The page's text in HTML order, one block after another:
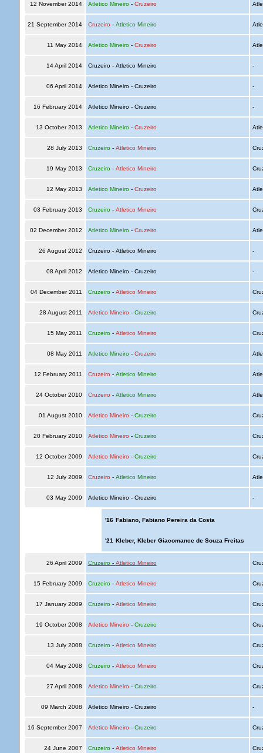
12 November 2014 Atletico Mineiro- Cruzeiro
21 September 2014 Cruzeiro - Atletico Mineiro
11 May 2014 Atletico Mineiro- Cruzeiro
14 April 2014 Cruzeiro - Atletico Mineiro -
06 April 2014 Atletico Mineiro - Cruzeiro -
16 February 2014 Atletico Mineiro - Cruzeiro -
13 October 2013 Atletico Mineiro- Cruzeiro
28 July 2013 Cruzeiro- Atletico Mineiro
19 May 2013 Cruzeiro- Atletico Mineiro
12 May 2013 Atletico Mineiro- Cruzeiro
03 February 2013 Cruzeiro- Atletico Mineiro
02 December 2012 Atletico Mineiro- Cruzeiro
26 August 2012 Cruzeiro - Atletico Mineiro -
08 April 2012 Atletico Mineiro - Cruzeiro -
04 December 2011 Cruzeiro- Atletico Mineiro
28 August 2011 Atletico Mineiro - Cruzeiro
15 May 2011 Cruzeiro- Atletico Mineiro
08 May 2011 Atletico Mineiro- Cruzeiro
12 February 2011 Cruzeiro - Atletico Mineiro
24 October 2010 Cruzeiro - Atletico Mineiro
01 August 2010 Atletico Mineiro - Cruzeiro
20 February 2010 Atletico Mineiro - Cruzeiro
12 October 2009 Atletico Mineiro - Cruzeiro
12 July 2009 Cruzeiro - Atletico Mineiro
03 May 2009 Atletico Mineiro - Cruzeiro -
'16 Fabiano, Fabiano Pereira da Costa
'21 Kleber, Kleber Giacomance de Souza Freitas
26 April 2009 Cruzeiro- Atletico Mineiro
15 February 2009 Cruzeiro- Atletico Mineiro
17 January 2009 Cruzeiro- Atletico Mineiro
19 October 2008 Atletico Mineiro - Cruzeiro
13 July 2008 Cruzeiro- Atletico Mineiro
04 May 2008 Cruzeiro- Atletico Mineiro
27 April 2008 Atletico Mineiro - Cruzeiro
09 March 2008 Atletico Mineiro - Cruzeiro -
16 September 2007 Atletico Mineiro - Cruzeiro
24 June 2007 Cruzeiro- Atletico Mineiro